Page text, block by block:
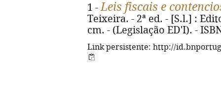
1 -Leis fiscais e
Teixeira. - 2ª ed. - [S.l.] :
cm. - (Legislação ED'I). -
Link persistente: http://